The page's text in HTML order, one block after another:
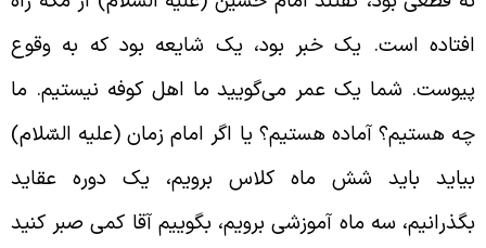
است. یک خبر بود، یک شایعه بود که به وقوع
شما یک عمر می‌گویید ما اهل کوفه نیستیم. ما
هستیم؟ آماده‌ هستیم؟ یا اگر امام زمان (علیه السّلام)
باید شش ماه کلاس برویم، یک دوره عقاید
سه ماه آموزشی برویم، بگوییم آقا کمی صبر کنید